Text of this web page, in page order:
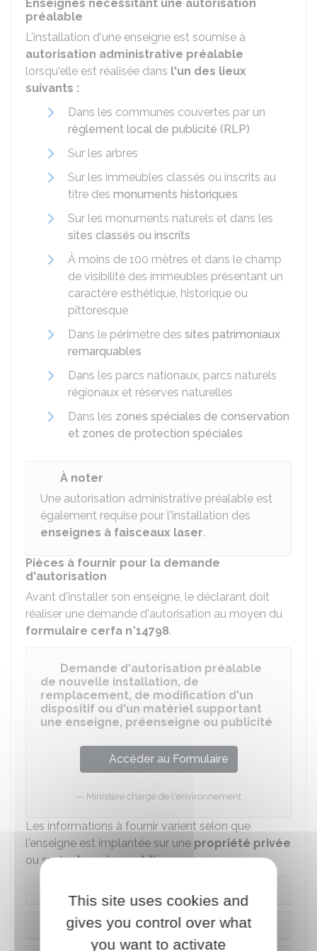
Enseignes nécessitant une autorisation
préalable
L'installation d'une enseigne est soumise à
autorisation administrative préalable
lorsqu'elle est réalisée dans l'un des lieux
suivants :
Dans les communes couvertes par un
règlement local de publicité (RLP)
Sur les arbres
Sur les immeubles classés ou inscrits au
titre des monuments historiques
Sur les monuments naturels et dans les
sites classés ou inscrits
À moins de 100 mètres et dans le champ
de visibilité des immeubles présentant un
caractère esthétique, historique ou
pittoresque
Dans le périmètre des sites patrimoniaux
remarquables
Dans les parcs nationaux, parcs naturels
régionaux et réserves naturelles
Dans les zones spéciales de conservation
et zones de protection spéciales
À noter
Une autorisation administrative préalable est
également requise pour l'installation des
enseignes à faisceaux laser.
Pièces à fournir pour la demande
d'autorisation
Avant d'installer son enseigne, le déclarant doit
réaliser une demande d'autorisation au moyen du
formulaire cerfa n°14798.
Demande d'autorisation préalable
de nouvelle installation, de
remplacement, de modification d'un
dispositif ou d'un matériel supportant
une enseigne, préenseigne ou publicité
Accéder au Formulaire
Ministère chargé de l'environnement
Les informations à fournir varient selon que
l'enseigne est implantée sur une propriété privée
ou sur ledomaine public.
Domaine public
This site uses cookies and
gives you control over what
you want to activate